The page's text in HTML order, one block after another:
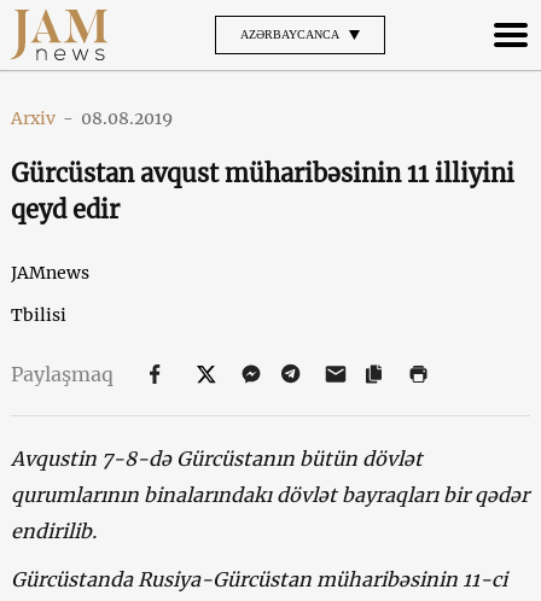
AZƏRBAYCANCA
Arxiv - 08.08.2019
Gürcüstan avqust müharibəsinin 11 illiyini
qeyd edir
JAMnews
Tbilisi
Paylaşmaq
Avqustin 7-8-də Gürcüstanın bütün dövlət
qurumlarının binalarındakı dövlət bayraqları bir qədər
endirilib.
Gürcüstanda Rusiya-Gürcüstan müharibəsinin 11-ci